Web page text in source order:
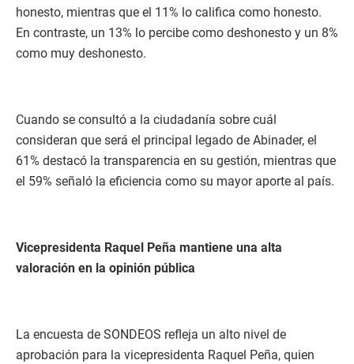
honesto, mientras que el 11% lo califica como honesto.
En contraste, un 13% lo percibe como deshonesto y un 8%
como muy deshonesto.
Cuando se consultó a la ciudadanía sobre cuál
consideran que será el principal legado de Abinader, el
61% destacó la transparencia en su gestión, mientras que
el 59% señaló la eficiencia como su mayor aporte al país.
Vicepresidenta Raquel Peña mantiene una alta
valoración en la opinión pública
La encuesta de SONDEOS refleja un alto nivel de
aprobación para la vicepresidenta Raquel Peña, quien